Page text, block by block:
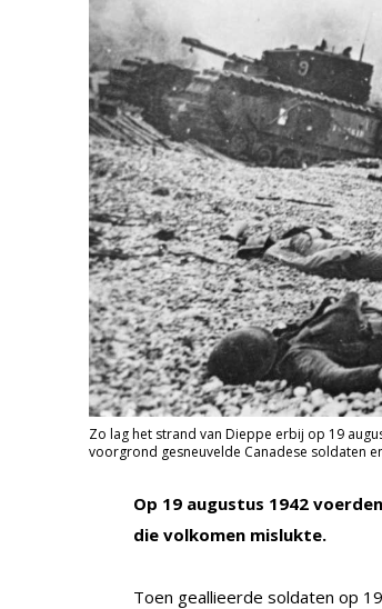
Zo lag het strand van Dieppe erbij op 19
voorgrond gesneuvelde Canadese soldaten
Op 19 augustus 1942
die volkomen mislukte.
Toen geallieerde soldaten op